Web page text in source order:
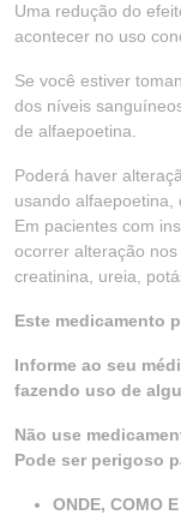
Uma redução do
acontecer no uso
Se você estiver
dos níveis
de alfaepoetina.
Poderá haver
usando alfaepoetina,
Em pacientes com
ocorrer alteração
creatinina, ureia,
Este medicamento
Informe ao seu
fazendo uso de
Não use
Pode ser perigoso
ONDE, COMO